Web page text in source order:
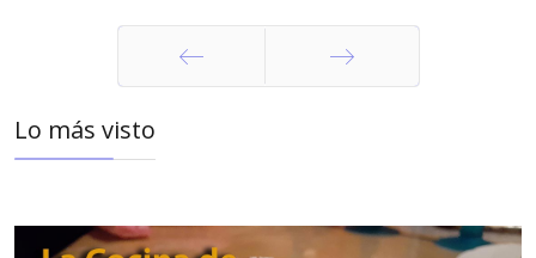
Lo más visto